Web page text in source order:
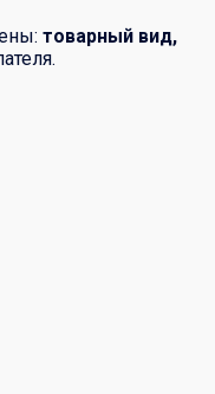
товарный вид,